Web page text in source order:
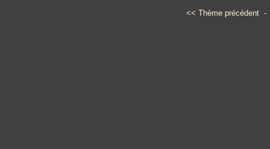
<< Thème précédent